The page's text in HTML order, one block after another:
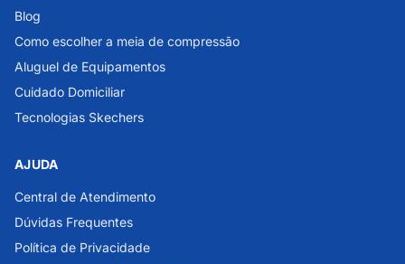
Blog
Como escolher a meia de compressão
Aluguel de Equipamentos
Cuidado Domiciliar
Tecnologias Skechers
AJUDA
Central de Atendimento
Dúvidas Frequentes
Política de Privacidade